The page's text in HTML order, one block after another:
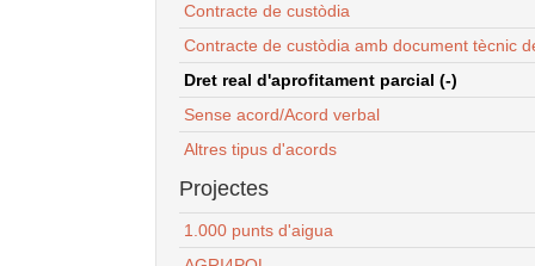
Contracte de custòdia
Contracte de custòdia amb document tècnic
Dret real d'aprofitament parcial (-)
Sense acord/Acord verbal
Altres tipus d'acords
Projectes
1.000 punts d'aigua